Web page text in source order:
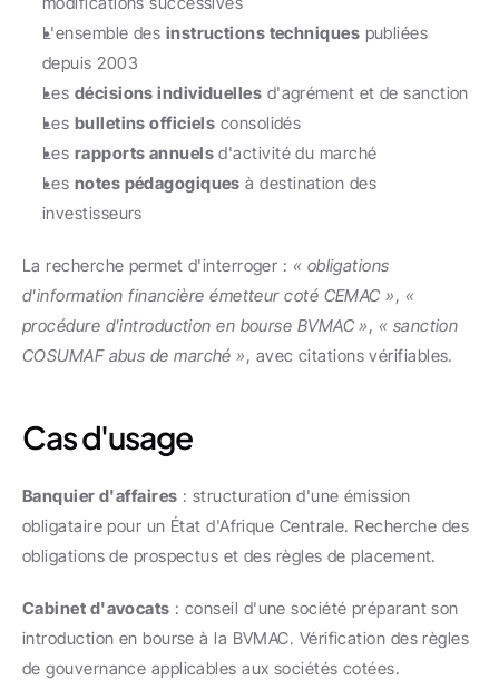
L'ensemble des instructions techniques publiées
depuis 2003
Les décisions individuelles d'agrément et de sanction
Les bulletins officiels consolidés
Les rapports annuels d'activité du marché
Les notes pédagogiques à destination des
investisseurs
La recherche permet d'interroger : « obligations
d'information financière émetteur coté CEMAC », «
procédure d'introduction en bourse BVMAC », « sanction
COSUMAF abus de marché », avec citations vérifiables.
Cas d'usage
Banquier d'affaires : structuration d'une émission
obligataire pour un État d'Afrique Centrale. Recherche des
obligations de prospectus et des règles de placement.
Cabinet d'avocats : conseil d'une société préparant son
introduction en bourse à la BVMAC. Vérification des règles
de gouvernance applicables aux sociétés cotées.